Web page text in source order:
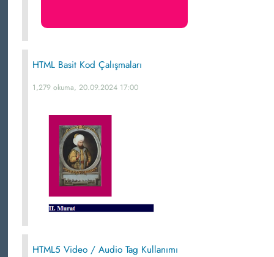
HTML Basit Kod Çalışmaları
1,279 okuma, 20.09.2024 17:00
HTML5 Video / Audio Tag Kullanımı